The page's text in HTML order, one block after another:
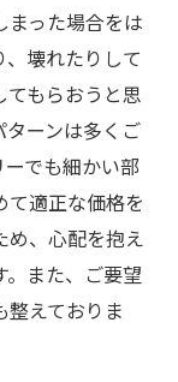
った場合をは
壊れたりして
もらおうと思
ーンは多くご
でも細かい部
適正な価格を
め、心配を抱え
また、ご要望
整えておりま